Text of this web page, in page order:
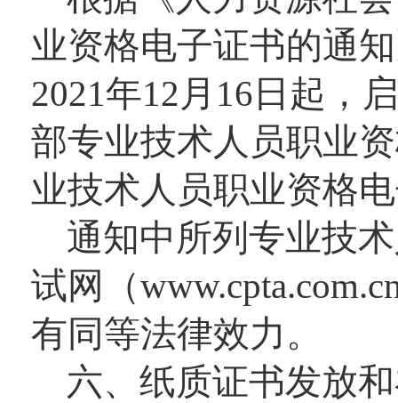
业资格电子证书的通
2021年12月16日起，
部专业技术人员职业
业技术人员职业资格
通知中所列专业技
试网（
有同等法律效力。
六、纸质证书发放